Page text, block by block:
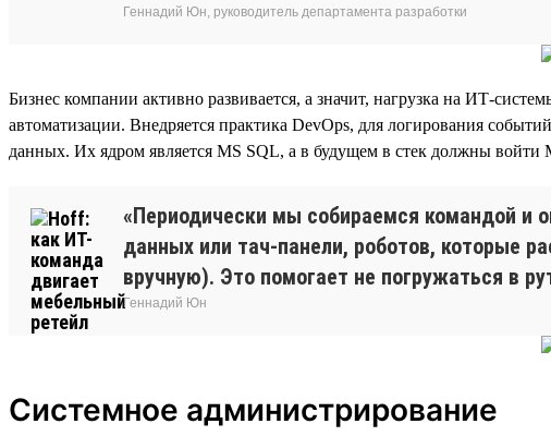
Геннадий Юн, руководитель департамента разработки
Бизнес компании активно развивается, а значит, нагрузка на ИТ-
автоматизации. Внедряется практика DevOps, для логирования
данных. Их ядром является MS SQL, а в будущем в стек должны войти
«Периодически мы собираемся командой и
данных или тач-панели, роботов, которые
вручную). Это помогает не погружаться в
Геннадий Юн
Системное администрирование